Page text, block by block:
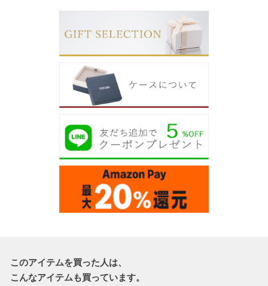
このアイテムを買った人は、
こんなアイテムも買っています。